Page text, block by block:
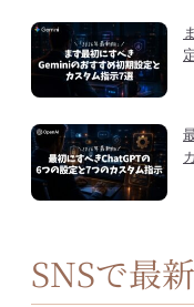
SNSで最